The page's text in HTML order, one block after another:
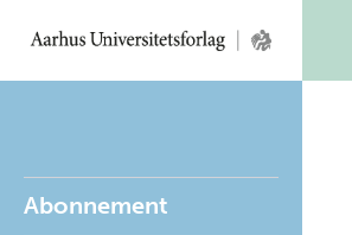
Abonnement